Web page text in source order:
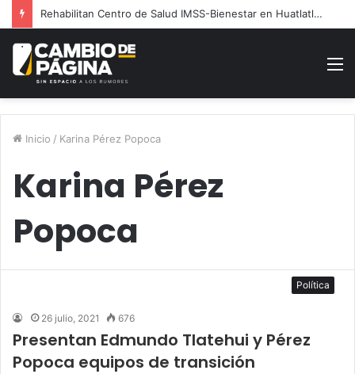
Rehabilitan Centro de Salud IMSS-Bienestar en Huatlatlauca
Inicio / Karina Pérez Popoca
Karina Pérez
Popoca
Política
26 julio, 2021 676
Presentan Edmundo Tlatehui y Pérez
Popoca equipos de transición